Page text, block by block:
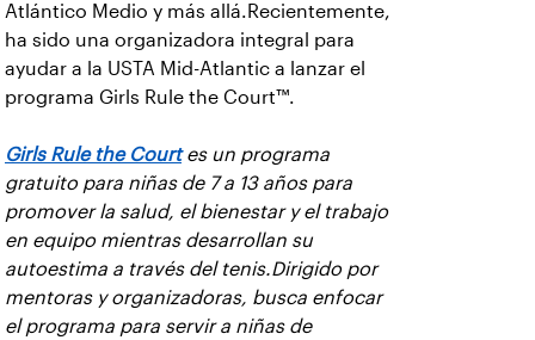
Atlántico Medio y más allá.Recientemente,
ha sido una organizadora integral para
ayudar a la USTA Mid-Atlantic a lanzar el
programa Girls Rule the Court™.
Girls Rule the Courtes un programa
gratuito para niñas de 7 a 13 años para
promover la salud, el bienestar y el trabajo
en equipo mientras desarrollan su
autoestima a través del tenis.Dirigido por
mentoras y organizadoras, busca enfocar
el programa para servir a niñas de